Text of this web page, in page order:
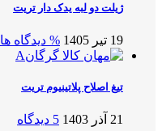
ژیلت دو لبه یدک دار تریت
19 تیر 1405 % دیدگاه ها
تیغ اصلاح پلاتینیوم تریت
21 آذر 1403 5 دیدگاه